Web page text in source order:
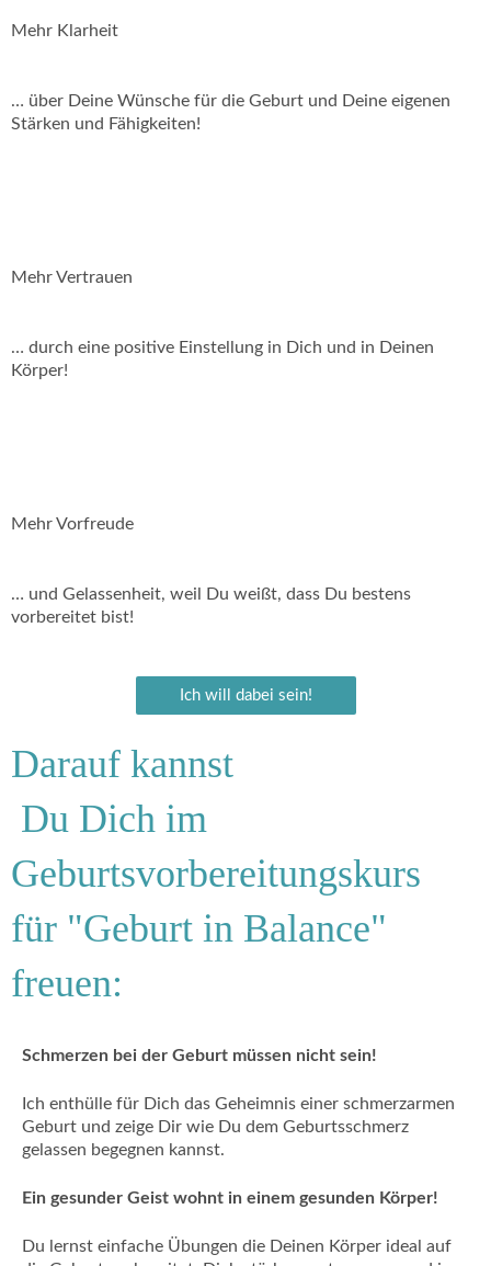
Mehr Klarheit
… über Deine Wünsche für die Geburt und Deine eigenen
Stärken und Fähigkeiten!
Mehr Vertrauen
… durch eine positive Einstellung in Dich und in Deinen
Körper!
Mehr Vorfreude
… und Gelassenheit, weil Du weißt, dass Du bestens
vorbereitet bist!
Ich will dabei sein!
Darauf kannst
Du Dich im
Geburtsvorbereitungskurs
für "Geburt in Balance"
freuen:
Schmerzen bei der Geburt müssen nicht sein!
Ich enthülle für Dich das Geheimnis einer schmerzarmen
Geburt und zeige Dir wie Du dem Geburtsschmerz
gelassen begegnen kannst.
Ein gesunder Geist wohnt in einem gesunden Körper!
Du lernst einfache Übungen die Deinen Körper ideal auf